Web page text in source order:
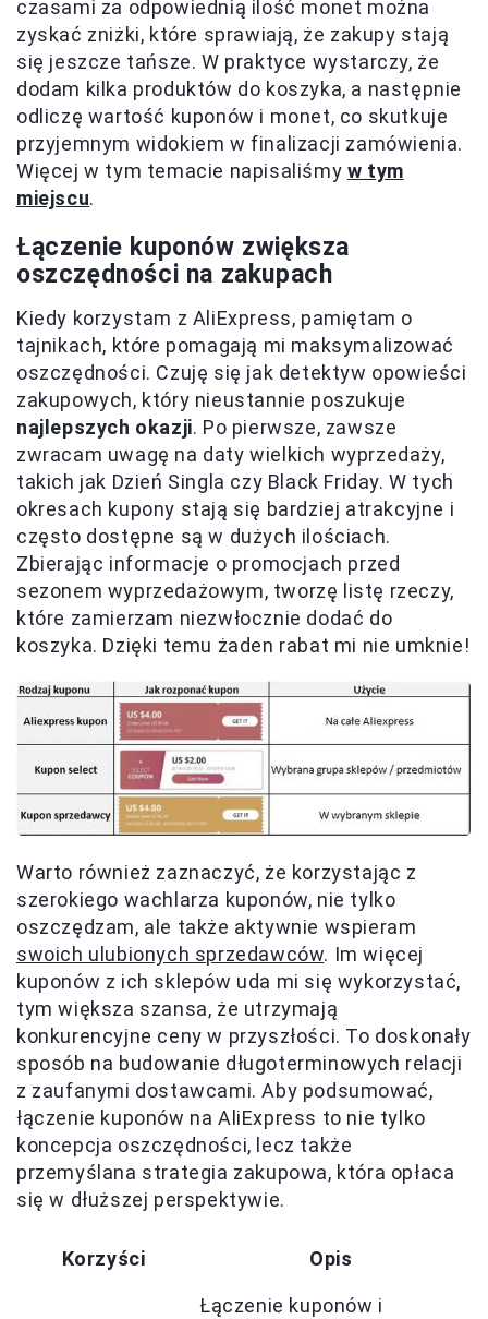
czasami za odpowiednią ilość monet można
zyskać zniżki, które sprawiają, że zakupy stają
się jeszcze tańsze. W praktyce wystarczy, że
dodam kilka produktów do koszyka, a następnie
odliczę wartość kuponów i monet, co skutkuje
przyjemnym widokiem w finalizacji zamówienia.
Więcej w tym temacie napisaliśmy w tym
miejscu.
Łączenie kuponów zwiększa
oszczędności na zakupach
Kiedy korzystam z AliExpress, pamiętam o
tajnikach, które pomagają mi maksymalizować
oszczędności. Czuję się jak detektyw opowieści
zakupowych, który nieustannie poszukuje
najlepszych okazji. Po pierwsze, zawsze
zwracam uwagę na daty wielkich wyprzedaży,
takich jak Dzień Singla czy Black Friday. W tych
okresach kupony stają się bardziej atrakcyjne i
często dostępne są w dużych ilościach.
Zbierając informacje o promocjach przed
sezonem wyprzedażowym, tworzę listę rzeczy,
które zamierzam niezwłocznie dodać do
koszyka. Dzięki temu żaden rabat mi nie umknie!
Warto również zaznaczyć, że korzystając z
szerokiego wachlarza kuponów, nie tylko
oszczędzam, ale także aktywnie wspieram
swoich ulubionych sprzedawców. Im więcej
kuponów z ich sklepów uda mi się wykorzystać,
tym większa szansa, że utrzymają
konkurencyjne ceny w przyszłości. To doskonały
sposób na budowanie długoterminowych relacji
z zaufanymi dostawcami. Aby podsumować,
łączenie kuponów na AliExpress to nie tylko
koncepcja oszczędności, lecz także
przemyślana strategia zakupowa, która opłaca
się w dłuższej perspektywie.
Korzyści Opis
Łączenie kuponów i